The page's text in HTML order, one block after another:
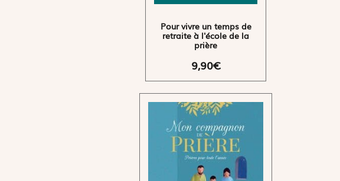
Pour vivre un temps de
retraite à l'école de la
prière
9,90€